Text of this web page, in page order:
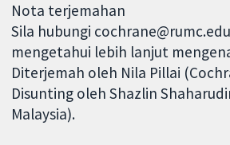
Nota terjemahan
Sila hubungi
mengetahui lebih lanjut
Diterjemah oleh Nila Pillai
Disunting oleh Shazlin
Malaysia).